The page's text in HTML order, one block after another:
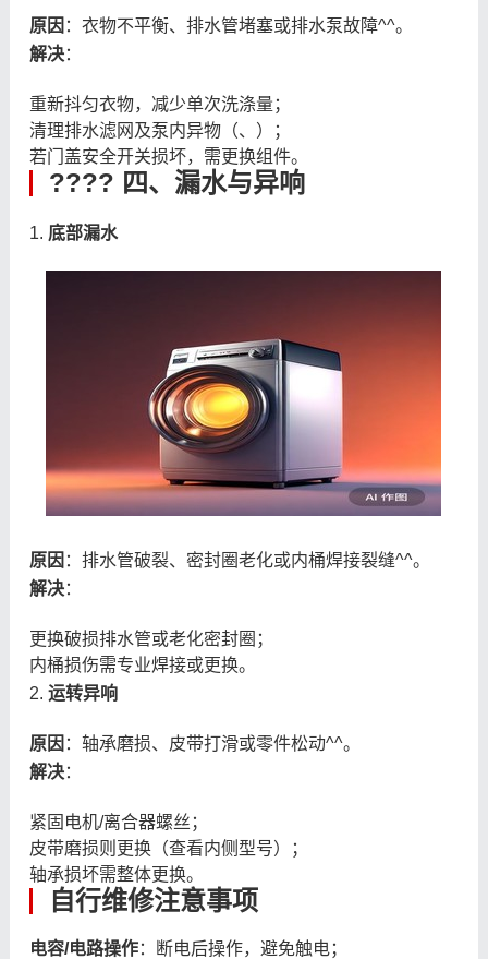
原因 ：衣物不平衡、排水管堵塞或排水泵故障^^。
解决：
重新抖匀衣物，减少单次洗涤量；
清理排水滤网及泵内异物（、）；
若门盖安全开关损坏，需更换组件。
???? 四、漏水与异响
1. 底部漏水
原因 ：排水管破裂、密封圈老化或内桶焊接裂缝^^。
解决：
更换破损排水管或老化密封圈；
内桶损伤需专业焊接或更换。
2. 运转异响
原因 ：轴承磨损、皮带打滑或零件松动^^。
解决：
紧固电机/离合器螺丝；
皮带磨损则更换（查看内侧型号）；
轴承损坏需整体更换。
自行维修注意事项
电容/电路操作：断电后操作，避免触电；